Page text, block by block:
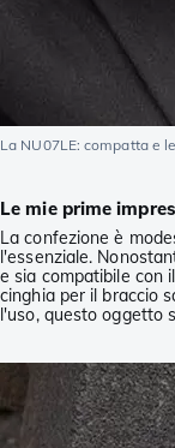
La NU07LE: compatta e
Le mie prime
La confezione è
l'essenziale.
e sia compatibile con
cinghia per il braccio
l'uso, questo oggetto